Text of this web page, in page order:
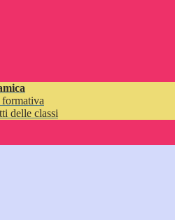
delle classi